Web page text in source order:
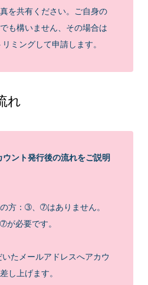
を共有ください。ご自身の
も構いません、その場合は
ミングして申請します。
れ
ント発行後の流れをご説明
方：➂、➆はありません。
必要です。
たメールアドレスへアカウ
し上げます。